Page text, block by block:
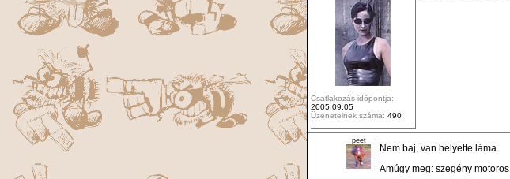
Csatlakozás időpontja:
2005.09.05
Üzeneteinek száma: 490
peet
Nem baj, van helyette láma.
Amúgy meg: szegény motoros.